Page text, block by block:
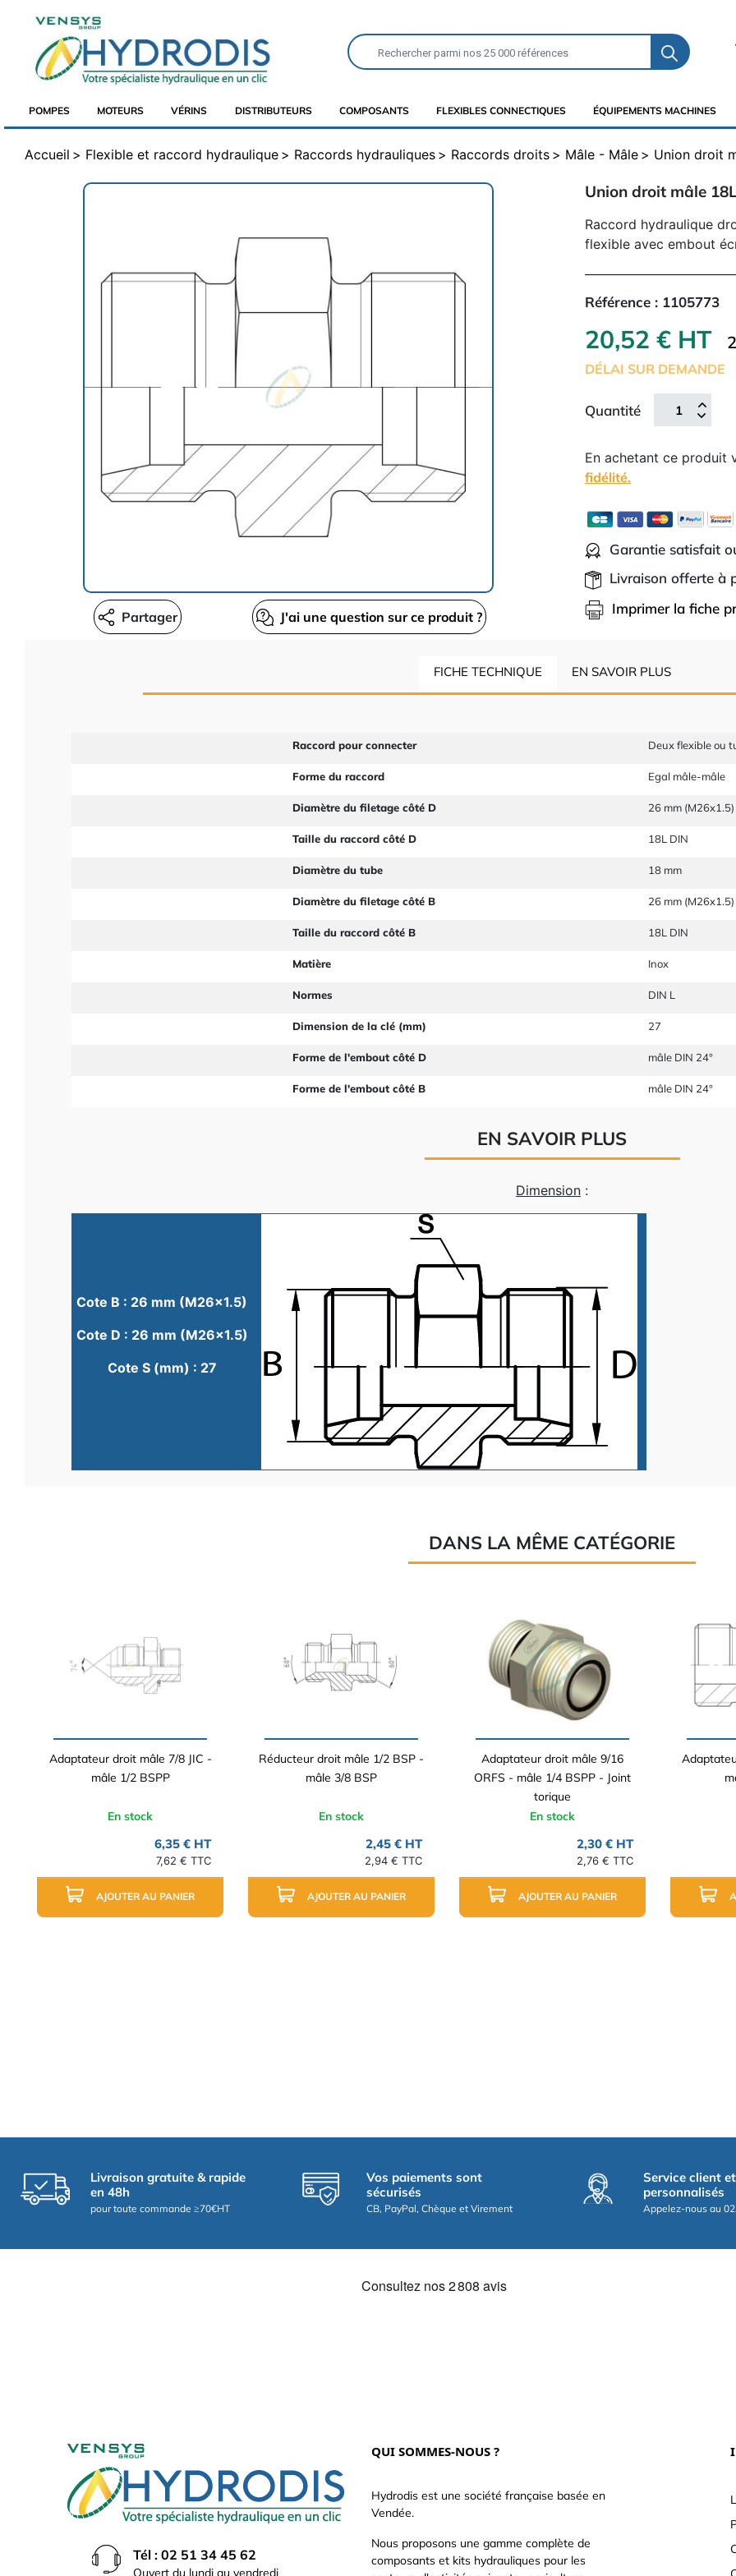
POMPES MOTEURS VÉRINS DISTRIBUTEURS COMPOSANTS FLEXIBLES CONNECTIQUES ÉQUIPEMENTS MACHINES
Accueil Flexible et raccord hydraulique Raccords hydrauliques Raccords droits Mâle - Mâle Union droit
J'ai une question sur ce produit ?
Partager
Union droit mâle
Raccord hydraulique
flexible avec embout
Référence : 1105773
20,52 € HT
DÉLAI SUR DEMANDE
Quantité
En achetant ce produit
fidélité.
Garantie satisfait
Livraison offerte à
Imprimer la fiche
FICHE TECHNIQUE EN SAVOIR PLUS
Raccord pour connecter Deux flexible ou
Forme du raccord Egal mâle-mâle
Diamètre du filetage côté D 26 mm (M26x1.5)
Taille du raccord côté D 18L DIN
Diamètre du tube 18 mm
Diamètre du filetage côté B 26 mm (M26x1.5)
Taille du raccord côté B 18L DIN
Matière Inox
Normes DIN L
Dimension de la clé (mm) 27
Forme de l'embout côté D mâle DIN 24°
Forme de l'embout côté B mâle DIN 24°
EN SAVOIR PLUS
Dimension :
Cote B : 26 mm (M26x1.5)
Cote D : 26 mm (M26x1.5)
Cote S (mm) : 27
DANS LA MÊME CATÉGORIE
Adaptateur droit mâle 7/8 JIC -
mâle 1/2 BSPP
En stock
6,35 € HT
7,62 € TTC
AJOUTER AU PANIER
Réducteur droit mâle 1/2 BSP -
mâle 3/8 BSP
En stock
2,45 € HT
2,94 € TTC
AJOUTER AU PANIER
Adaptateur droit mâle 9/16
ORFS - mâle 1/4 BSPP - Joint
torique
En stock
2,30 € HT
2,76 € TTC
AJOUTER AU PANIER
Livraison gratuite & rapide
en 48h
pour toute commande ≥70€HT
Vos paiements sont
sécurisés
CB, PayPal, Chèque et Virement
Service client
personnalisés
Appelez-nous au
Tél : 02 51 34 45 62
Ouvert du lundi au vendredi
QUI SOMMES-NOUS ?
Hydrodis est une société française basée en
Vendée.
Nous proposons une gamme complète de
composants et kits hydrauliques pour les